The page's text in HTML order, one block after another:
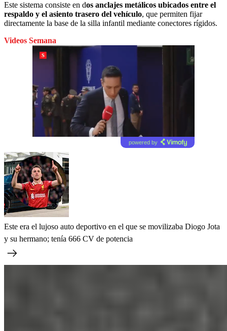
Este sistema consiste en dos anclajes metálicos ubicados entre el
respaldo y el asiento trasero del vehículo, que permiten fijar
directamente la base de la silla infantil mediante conectores rígidos.
Videos Semana
powered by
Este era el lujoso auto deportivo en el que se movilizaba Diogo Jota
y su hermano; tenía 666 CV de potencia